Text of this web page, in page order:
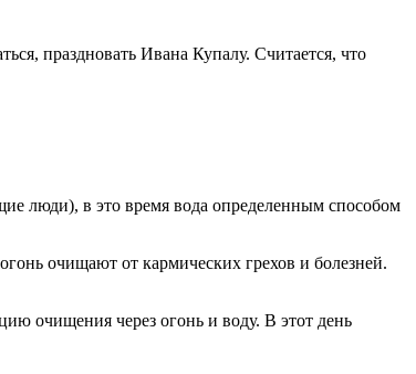
праздновать Ивана Купалу. Считается, что
люди), в это время вода определенным способом
очищают от кармических грехов и болезней.
очищения через огонь и воду. В этот день